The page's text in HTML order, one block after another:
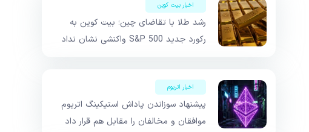
اخبار بیت کوین
رشد طلا با تقاضای چین؛ بیت کوین به
رکورد جدید S&P 500 واکنشی نشان نداد
اخبار اتریوم
پیشنهاد سوزاندن پاداش استیکینگ اتریوم
موافقان و مخالفان را مقابل هم قرار داد